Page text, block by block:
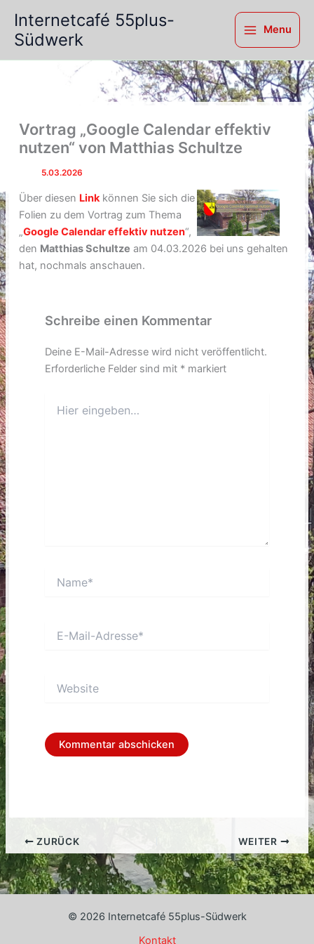
Inhalt
springen
Internetcafé 55plus-
Südwerk
Menu
Vortrag „Google Calendar effektiv
nutzen“ von Matthias Schultze
5.03.2026
Über diesen Linkkönnen Sie sich die
Folien zu dem Vortrag zum Thema
„Google Calendar effektiv nutzen“,
den Matthias Schultze am 04.03.2026 bei uns gehalten
hat, nochmals anschauen.
Schreibe einen Kommentar
Deine E-Mail-Adresse wird nicht veröffentlicht.
Erforderliche Felder sind mit *markiert
eingeben…
Mail-
ZURÜCK WEITER
© 2026 Internetcafé 55plus-Südwerk
Kontakt